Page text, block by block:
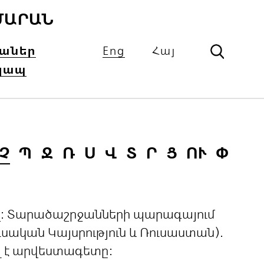
Eng Հայ
Չ Պ Ջ Ռ Ս Վ Տ Ր Ց ՈՒ Փ
Տարածաշրջանների պարագայում
Կայսրություն և Ռուսաստան).
է արվեստագետը: